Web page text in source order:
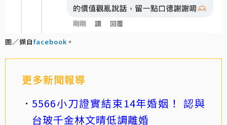
圖／擷自facebook 。
更多新聞報導
5566小刀證實結束14年婚姻！ 認與
台玻千金林文晴低調離婚